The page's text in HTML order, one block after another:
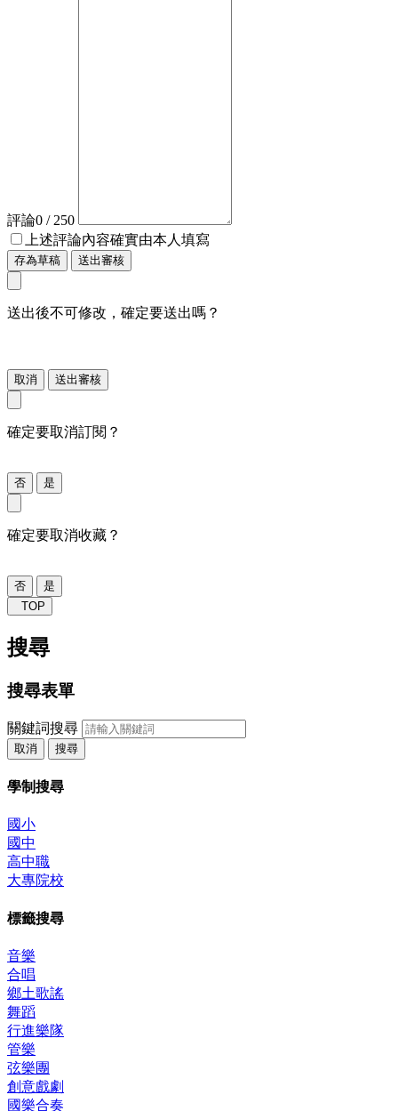
評論0 / 250
上述評論內容確實由本人填寫
存為草稿 送出審核
送出後不可修改，確定要送出嗎？
取消 送出審核
確定要取消訂閱？
否 是
確定要取消收藏？
否
是
TOP
搜尋
搜尋表單
關鍵詞搜尋
取消 搜尋
學制搜尋
國小
國中
高中職
大專院校
標籤搜尋
音樂
合唱
鄉土歌謠
舞蹈
行進樂隊
管樂
弦樂團
創意戲劇
國樂合奏